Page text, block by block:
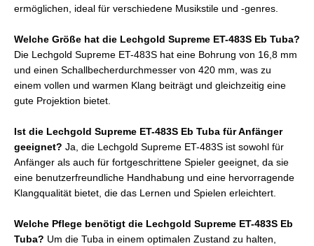
ermöglichen, ideal für verschiedene Musikstile und -genres.
Welche Größe hat die Lechgold Supreme ET-483S Eb Tuba?
Die Lechgold Supreme ET-483S hat eine Bohrung von 16,8 mm
und einen Schallbecherdurchmesser von 420 mm, was zu
einem vollen und warmen Klang beiträgt und gleichzeitig eine
gute Projektion bietet.
Ist die Lechgold Supreme ET-483S Eb Tuba für Anfänger
geeignet? Ja, die Lechgold Supreme ET-483S ist sowohl für
Anfänger als auch für fortgeschrittene Spieler geeignet, da sie
eine benutzerfreundliche Handhabung und eine hervorragende
Klangqualität bietet, die das Lernen und Spielen erleichtert.
Welche Pflege benötigt die Lechgold Supreme ET-483S Eb
Tuba? Um die Tuba in einem optimalen Zustand zu halten,